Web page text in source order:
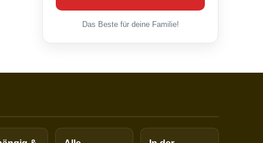
Das Beste für deine Familie!